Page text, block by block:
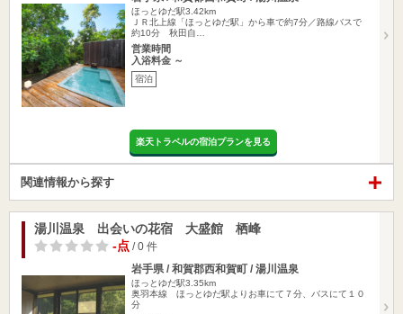
ほっとゆだ駅3.42km
ＪＲ北上線「ほっとゆだ駅」から車で約7分／路線バスで
約10分 秋田自…
営業時間
入浴料金 ～
宿泊
楽天トラベルの宿泊プランを見る
関連情報から探す
湯川温泉 出会いの花宿 大盛館 栖峰
-点 / 0 件
岩手県 / 和賀郡西和賀町 / 湯川温泉
ほっとゆだ駅3.35km
奥羽本線 ほっとゆだ駅よりお車にて７分、バスにて１０
分